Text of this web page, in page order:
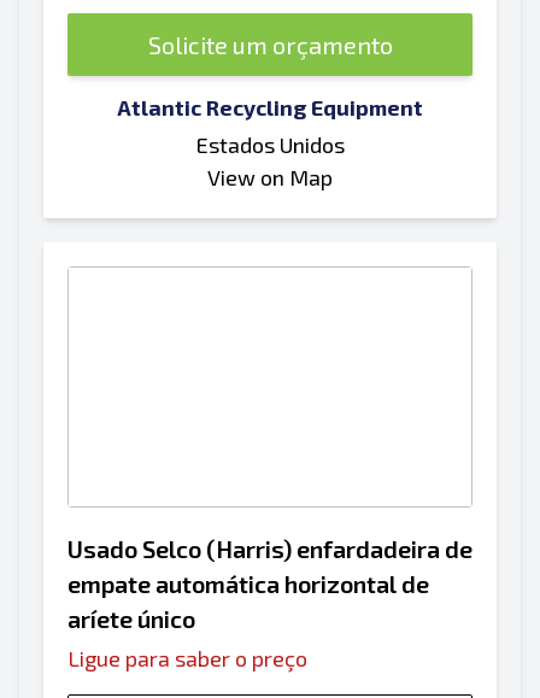
Solicite um orçamento
Atlantic Recycling Equipment
Estados Unidos
View on Map
Usado Selco (Harris) enfardadeira de
empate automática horizontal de
aríete único
Ligue para saber o preço